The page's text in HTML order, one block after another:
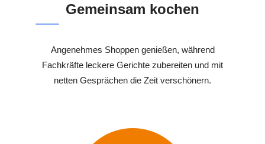
Gemeinsam kochen
Angenehmes Shoppen genießen, während
Fachkräfte leckere Gerichte zubereiten und mit
netten Gesprächen die Zeit verschönern.